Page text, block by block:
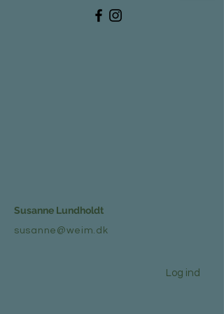
Susanne Lundholdt
susanne@weim.dk
Log ind